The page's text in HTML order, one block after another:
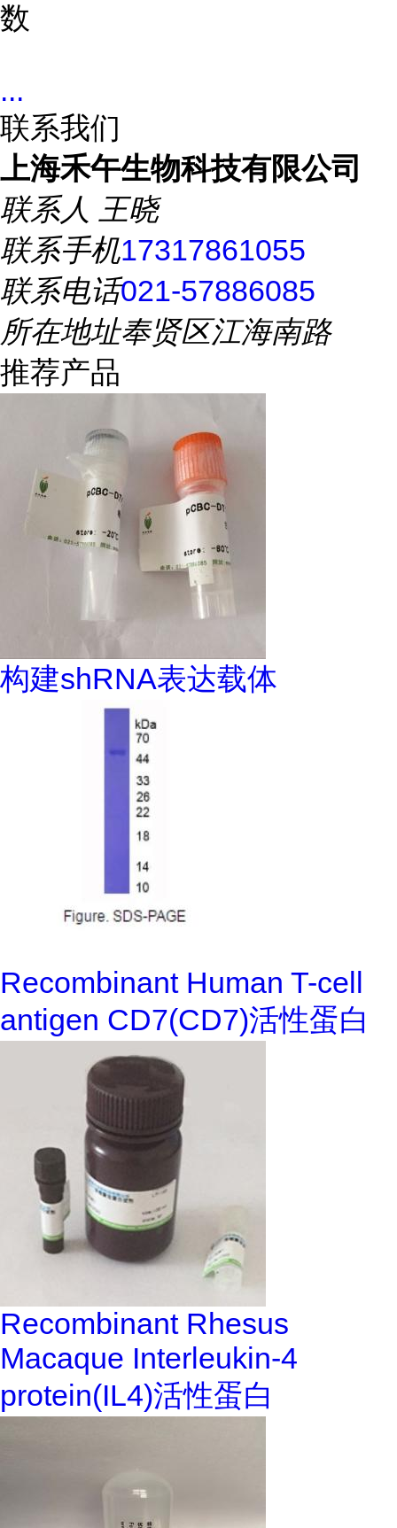
数
...
联系我们
上海禾午生物科技有限公司
联系人 王晓
联系手机17317861055
联系电话021-57886085
所在地址奉贤区江海南路
推荐产品
构建shRNA表达载体
Recombinant Human T-cell
antigen CD7(CD7)活性蛋白
Recombinant Rhesus
Macaque Interleukin-4
protein(IL4)活性蛋白